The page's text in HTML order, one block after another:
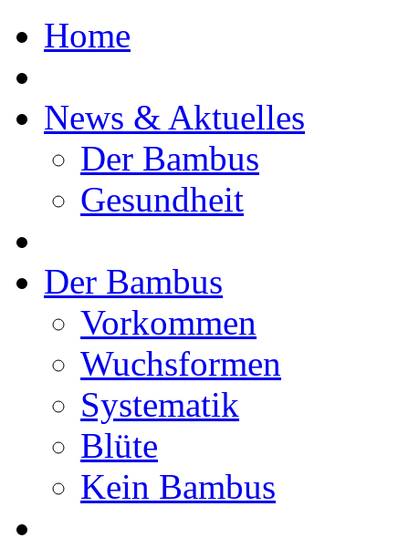
Home
News & Aktuelles
Der Bambus
Gesundheit
Der Bambus
Vorkommen
Wuchsformen
Systematik
Blüte
Kein Bambus